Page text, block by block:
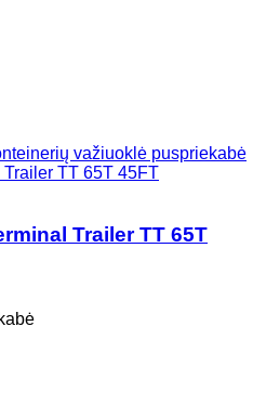
važiuoklė puspriekabė
Trailer TT 65T 45FT
Trailer TT 65T